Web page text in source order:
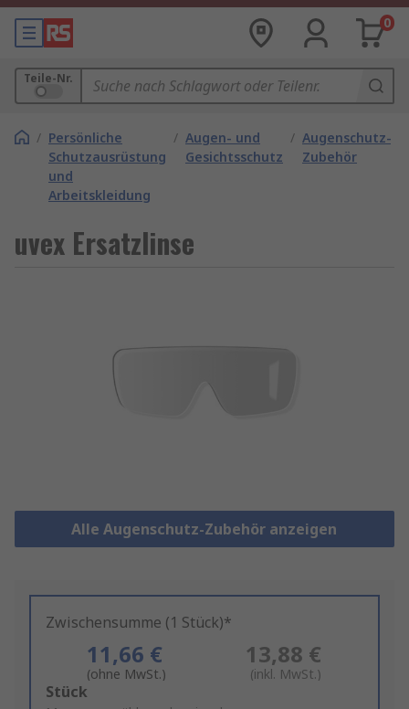
0
Teile-Nr.
/ Persönliche
Schutzausrüstung
und
Arbeitskleidung
/ Augen- und
Gesichtsschutz
/ Augenschutz-
Zubehör
uvex Ersatzlinse
Alle Augenschutz-Zubehör anzeigen
Zwischensumme (1 Stück)*
11,66 €
(ohne MwSt.)
13,88 €
(inkl. MwSt.)
Add
Stück